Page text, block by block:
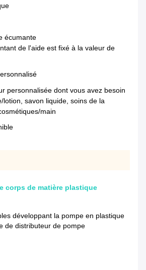
écumante
de l'aide est fixé à la valeur de
personnalisée dont vous avez besoin
lotion, savon liquide, soins de la
main
corps de matière plastique
développant la pompe en plastique
de distributeur de pompe